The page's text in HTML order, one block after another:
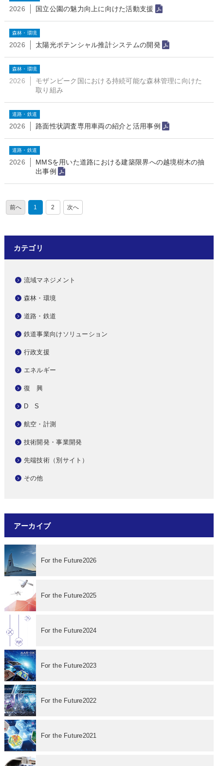
2026 国立公園の魅力向上に向けた活動支援
森林・環境
2026 太陽光ポテンシャル推計システムの開発
森林・環境
2026
モザンビーク国における持続可能な森林管理に向けた
取り組み
道路・鉄道
2026 路面性状調査専用車両の紹介と活用事例
道路・鉄道
2026
MMSを用いた道路における建築限界への越境樹木の抽
出事例
1 2
カテゴリ
流域マネジメント
森林・環境
道路・鉄道
鉄道事業向けソリューション
行政支援
エネルギー
復 興
D S
航空・計測
技術開発・事業開発
先端技術（別サイト）
その他
アーカイブ
For the Future2026
For the Future2025
For the Future2024
For the Future2023
For the Future2022
For the Future2021